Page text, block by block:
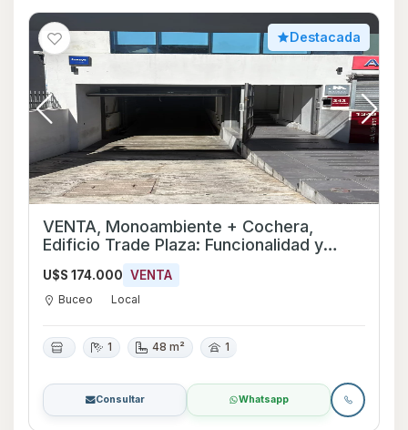
Destacada
VENTA, Monoambiente + Cochera,
Edificio Trade Plaza: Funcionalidad y
Prestigio en Montevideo, Uruguay.
U$S 174.000 VENTA
Buceo Local
1 48 m² 1
Consultar Whatsapp